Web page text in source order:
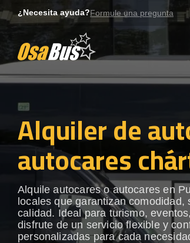
to
¿Necesita ayuda?Formule una pregunta
Alquiler de
autocares
Alquile autocares o autocares en
locales que garantizan
calidad. Ideal para turismo,
disfrute de un servicio flexible y
personalizadas para cada